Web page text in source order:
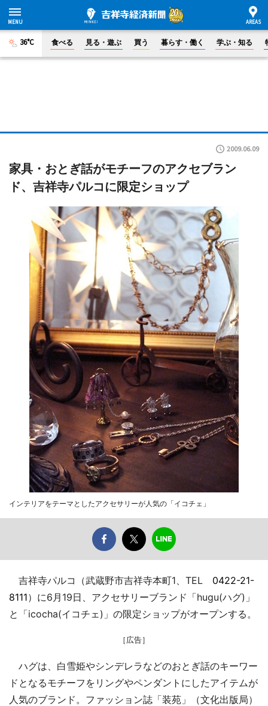
36°C 食べる 見る・遊ぶ 買う 暮らす・働く 学ぶ・知る
2009.06.09
家具・おとぎ話がモチーフのアクセブラン
ド、吉祥寺パルコに限定ショップ
インテリアをテーマとしたアクセサリーが人気の「イコチェ」
吉祥寺パルコ（武蔵野市吉祥寺本町1、TEL 0422-21-
8111）に6月19日、アクセサリーブランド「hugu(ハグ)」
と「icocha(イコチェ)」の限定ショップがオープンする。
［広告］
ハグは、白雪姫やシンデレラなどのおとぎ話のキーワー
ドとなるモチーフをリングやペンダントにしたアイテムが
人気のブランド。ファッション誌「装苑」（文化出版局）